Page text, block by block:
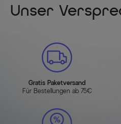
Unser
Gratis Paketversand
Für Bestellungen ab 75€